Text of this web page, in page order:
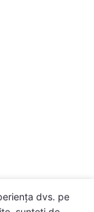
dvs. pe